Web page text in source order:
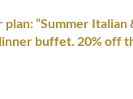
“Summer Italian
buffet. 20% off